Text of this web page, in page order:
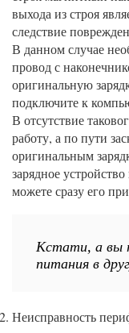
выхода из строя
следствие
В данном случае
провод с
оригинальную
подключите к
В отсутствие
работу, а по пути
оригинальным
зарядное
можете сразу его
Кстати, а вы
питания в
Неисправность